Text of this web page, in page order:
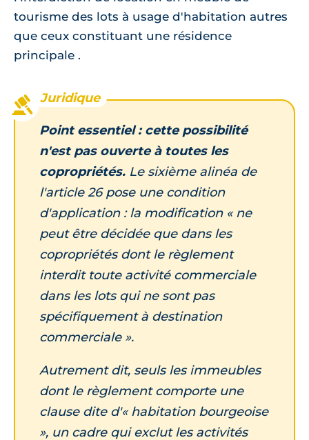
tourisme des lots à usage d'habitation autres
que ceux constituant une résidence
principale .
Point essentiel : cette possibilité
n'est pas ouverte à toutes les
copropriétés. Le sixième alinéa de
l'article 26 pose une condition
d'application : la modification « ne
peut être décidée que dans les
copropriétés dont le règlement
interdit toute activité commerciale
dans les lots qui ne sont pas
spécifiquement à destination
commerciale ».
Autrement dit, seuls les immeubles
dont le règlement comporte une
clause dite d'« habitation bourgeoise
», un cadre qui exclut les activités